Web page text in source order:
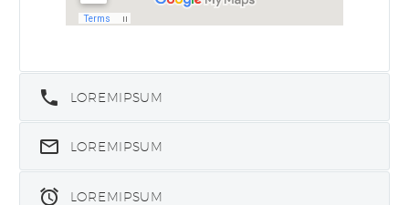
LOREMIPSUM
LOREMIPSUM
LOREMIPSUM